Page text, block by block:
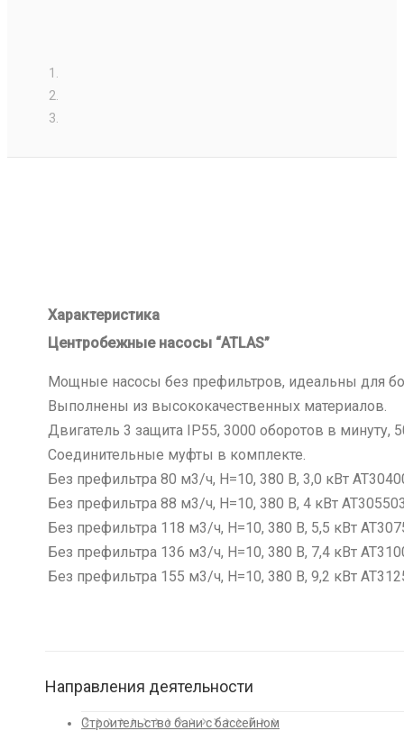
Характеристика
Центробежные насосы “ATLAS”
Мощные насосы без префильтров, идеальны для
Выполнены из высококачественных материалов.
Двигатель 3 защита IP55, 3000 оборотов в минуту,
Соединительные муфты в комплекте.
Без префильтра 80 м3/ч, H=10, 380 B, 3,0 кВт
Без префильтра 88 м3/ч, H=10, 380 B, 4 кВт
Без префильтра 118 м3/ч, H=10, 380 B, 5,5 кВт
Без префильтра 136 м3/ч, H=10, 380 B, 7,4 кВт
Без префильтра 155 м3/ч, H=10, 380 B, 9,2 кВт
Направления деятельности
Строительство бани с бассейном